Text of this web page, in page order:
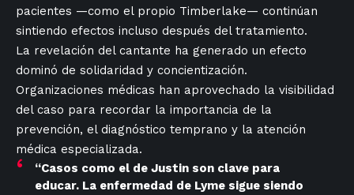
pacientes —como el propio Timberlake— continúan
sintiendo efectos incluso después del tratamiento.
La revelación del cantante ha generado un efecto
dominó de solidaridad y concientización.
Organizaciones médicas han aprovechado la visibilidad
del caso para recordar la importancia de la
prevención, el diagnóstico temprano y la atención
médica especializada.
“Casos como el de Justin son clave para
educar. La enfermedad de Lyme sigue siendo